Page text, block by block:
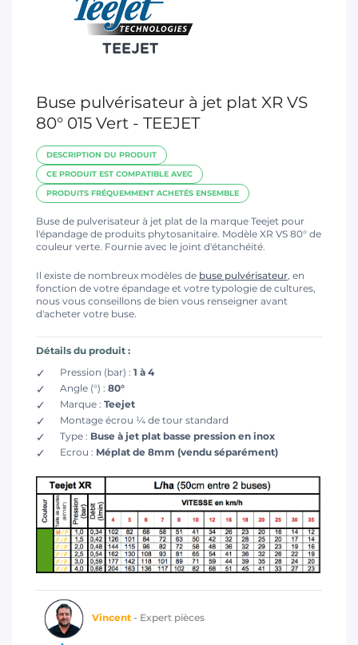
Buse pulvérisateur à jet plat XR VS
80° 015 Vert - TEEJET
DESCRIPTION DU PRODUIT
CE PRODUIT EST COMPATIBLE AVEC
PRODUITS FRÉQUEMMENT ACHETÉS ENSEMBLE
Buse de pulverisateur à jet plat de la marque Teejet pour
l'épandage de produits phytosanitaire. Modèle XR VS 80° de
couleur verte. Fournie avec le joint d'étanchéité.
Il existe de nombreux modèles de buse pulvérisateur, en
fonction de votre épandage et votre typologie de cultures,
nous vous conseillons de bien vous renseigner avant
d'acheter votre buse.
Détails du produit :
Pression (bar) : 1 à 4
Angle (°) : 80°
Marque : Teejet
Montage écrou ¼ de tour standard
Type : Buse à jet plat basse pression en inox
Ecrou : Méplat de 8mm (vendu séparément)
Vincent - Expert pièces